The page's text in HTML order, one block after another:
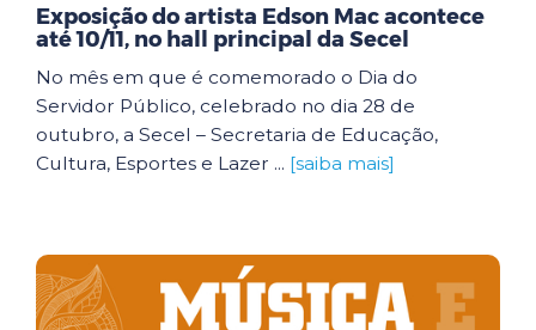
Exposição do artista Edson Mac acontece
até 10/11, no hall principal da Secel
No mês em que é comemorado o Dia do
Servidor Público, celebrado no dia 28 de
outubro, a Secel – Secretaria de Educação,
Cultura, Esportes e Lazer ... [saiba mais]